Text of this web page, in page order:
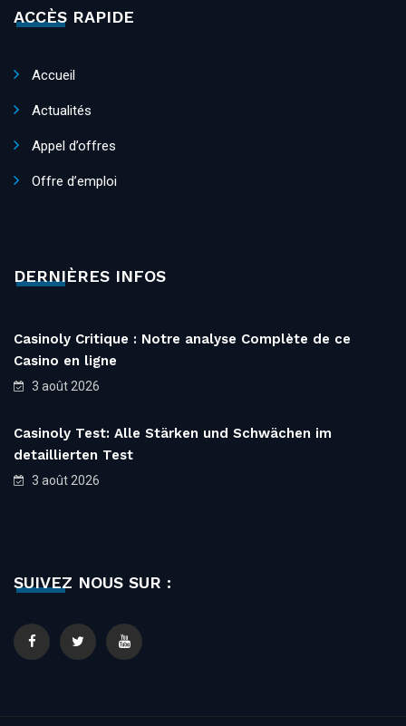
ACCÈS RAPIDE
Accueil
Actualités
Appel d’offres
Offre d’emploi
DERNIÈRES INFOS
Casinoly Critique : Notre analyse Complète de ce
Casino en ligne
3 août 2026
Casinoly Test: Alle Stärken und Schwächen im
detaillierten Test
3 août 2026
SUIVEZ NOUS SUR :